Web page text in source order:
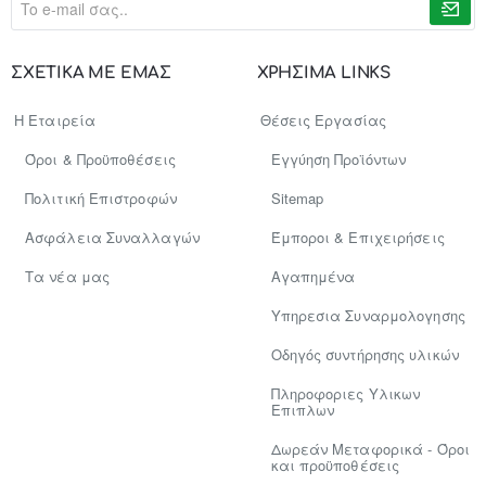
ΣΧΕΤΙΚΑ ΜΕ ΕΜΑΣ
Η Εταιρεία
Όροι & Προϋποθέσεις
Πολιτική Επιστροφών
Ασφάλεια Συναλλαγών
Tα νέα μας
ΧΡΗΣΙΜΑ LINKS
Θέσεις Εργασίας
Εγγύηση Προϊόντων
Sitemap
Έμποροι & Επιχειρήσεις
Αγαπημένα
Υπηρεσια Συναρμολογησης
Οδηγός συντήρησης υλικών
Πληροφοριες Υλικων
Επιπλων
Δωρεάν Μεταφορικά - Όροι
και προϋποθέσεις
σας..